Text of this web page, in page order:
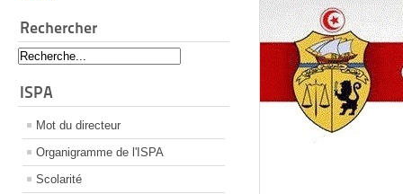
Rechercher
ISPA
Mot du directeur
Organigramme de l'ISPA
Scolarité